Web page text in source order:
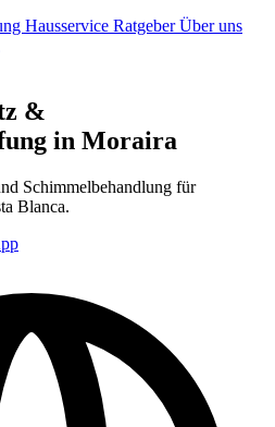
Hausservice RatgeberÜber uns
&
in Moraira
Schimmelbehandlung für
Blanca.